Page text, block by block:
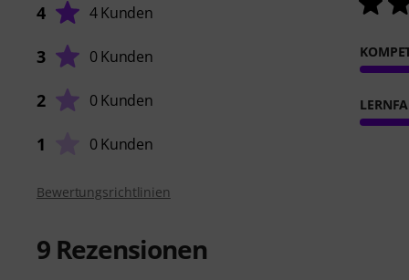
4 4 Kunden
3 0 Kunden
2 0 Kunden
1 0 Kunden
Bewertungsrichtlinien
9 Rezensionen